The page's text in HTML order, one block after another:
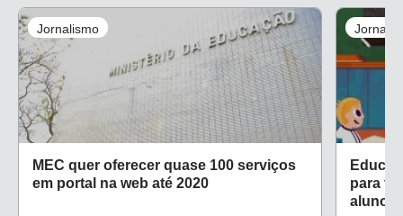
Jornalismo
MEC quer oferecer quase 100 serviços
em portal na web até 2020
para
alunos